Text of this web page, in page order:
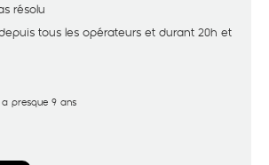
résolu
tous les opérateurs et durant 20h et
presque 9 ans